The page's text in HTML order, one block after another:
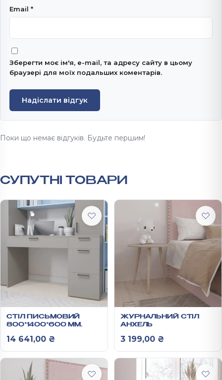
Email *
Зберегти моє ім'я, e-mail, та адресу сайту в цьому
браузері для моїх подальших коментарів.
Надіслати відгук
Поки що немає відгуків. Будьте першим!
СУПУТНІ ТОВАРИ
СТІЛ ПИСЬМОВИЙ
800*1400*600 ММ
14 641,00 ₴
ЖУРНАЛЬНИЙ СТІЛ
АНХЕЛЬ
3 199,00 ₴